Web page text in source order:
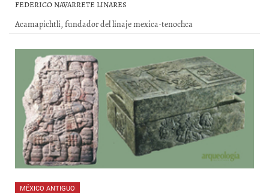
FEDERICO NAVARRETE LINARES
Acamapichtli, fundador del linaje mexica-tenochca
MÉXICO ANTIGUO